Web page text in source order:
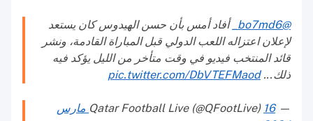
@bo7md6_
أفاد أمس بأن حسن الهيدوس كان يستعد
لإعلان اعتزاله اللعب الدولي قبل المباراة القادمة، ونشر
قائد المنتخب فيديو في وقت متأخر من الليل يؤكد فيه
ذلك...pic.twitter.com/DbVTEFMaod
— Qatar Football Live (@QFootLive)
16 مارس